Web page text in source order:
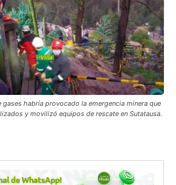
habría provocado la emergencia minera que
y movilizó equipos de rescate en Sutatausa.